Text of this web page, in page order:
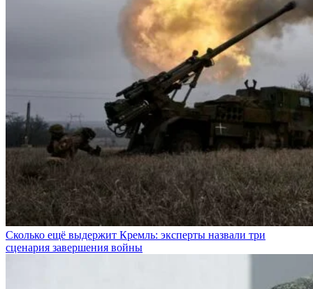
Сколько ещё выдержит Кремль: эксперты назвали три
сценария завершения войны